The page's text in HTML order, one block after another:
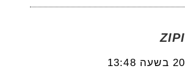
ZIPI